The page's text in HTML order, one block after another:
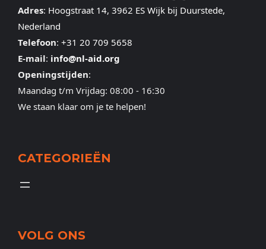
Adres: Hoogstraat 14, 3962 ES Wijk bij Duurstede,
Nederland
Telefoon: +31 20 709 5658
E-mail: info@nl-aid.org
Openingstijden:
Maandag t/m Vrijdag: 08:00 - 16:30
We staan klaar om je te helpen!
CATEGORIEËN
VOLG ONS